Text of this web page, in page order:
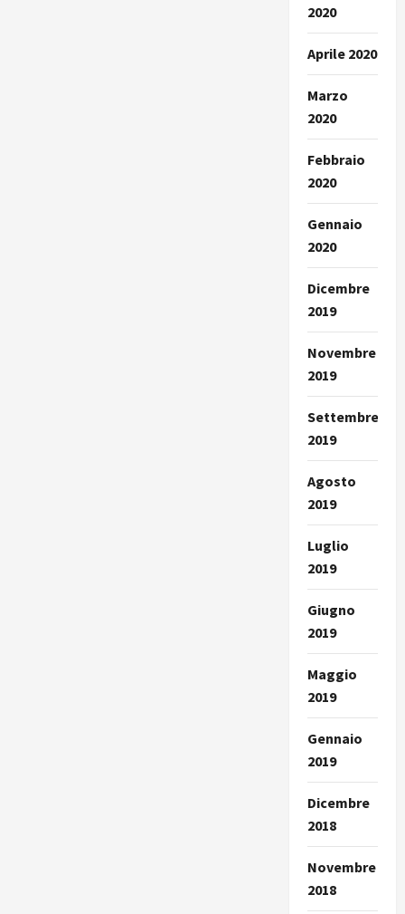
2020
Aprile 2020
Marzo
2020
Febbraio
2020
Gennaio
2020
Dicembre
2019
Novembre
2019
Settembre
2019
Agosto
2019
Luglio
2019
Giugno
2019
Maggio
2019
Gennaio
2019
Dicembre
2018
Novembre
2018